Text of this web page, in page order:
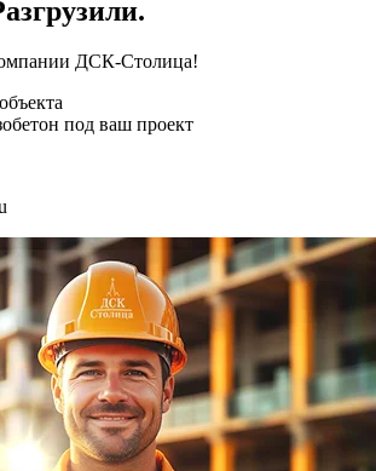
ДСК-Столица!
под ваш проект